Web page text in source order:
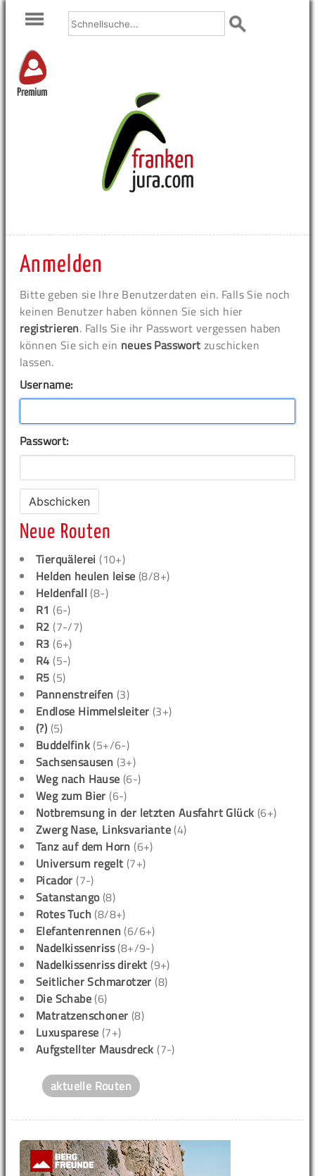
Premium
Anmelden
Bitte geben sie Ihre Benutzerdaten ein. Falls Sie noch
keinen Benutzer haben können Sie sich hier
registrieren. Falls Sie ihr Passwort vergessen haben
können Sie sich ein neues Passwort zuschicken
lassen.
Username:
Passwort:
Neue Routen
Tierquälerei (10+)
Helden heulen leise (8/8+)
Heldenfall (8-)
R1 (6-)
R2 (7-/7)
R3 (6+)
R4 (5-)
R5 (5)
Pannenstreifen (3)
Endlose Himmelsleiter (3+)
(?) (5)
Buddelfink (5+/6-)
Sachsensausen (3+)
Weg nach Hause (6-)
Weg zum Bier (6-)
Notbremsung in der letzten Ausfahrt Glück (6+)
Zwerg Nase, Linksvariante (4)
Tanz auf dem Horn (6+)
Universum regelt (7+)
Picador (7-)
Satanstango(8)
Rotes Tuch (8/8+)
Elefantenrennen (6/6+)
Nadelkissenriss(8+/9-)
Nadelkissenriss direkt (9+)
Seitlicher Schmarotzer (8)
Die Schabe (6)
Matratzenschoner (8)
Luxusparese (7+)
Aufgstellter Mausdreck (7-)
aktuelle Routen